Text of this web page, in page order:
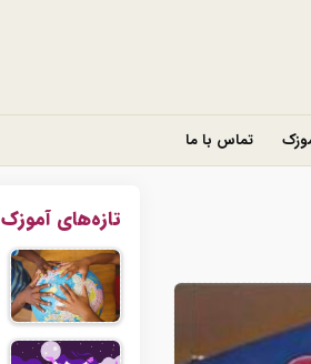
تماس با ما
تازه‌های آموزک